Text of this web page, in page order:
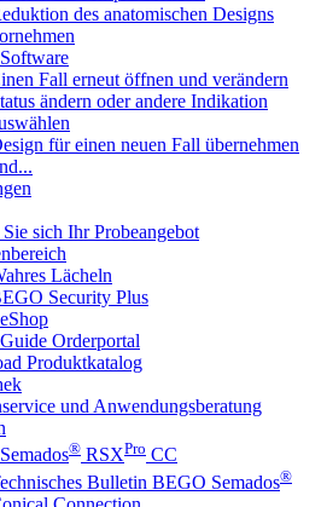
des anatomischen Designs
Fall erneut öffnen und verändern
ändern oder andere Indikation
für einen neuen Fall übernehmen
sich Ihr Probeangebot
Lächeln
Security Plus
Orderportal
Produktkatalog
und Anwendungsberatung
® RSXPro CC
Bulletin BEGO Semados®